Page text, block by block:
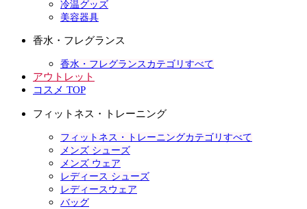
冷温グッズ
美容器具
香水・フレグランス
香水・フレグランスカテゴリすべて
アウトレット
コスメ TOP
フィットネス・トレーニング
フィットネス・トレーニングカテゴリすべて
メンズ シューズ
メンズ ウェア
レディース シューズ
レディースウェア
バッグ